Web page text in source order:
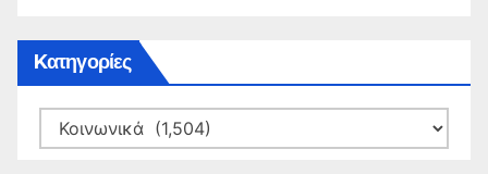
Kατηγορίες
Kατηγορίες